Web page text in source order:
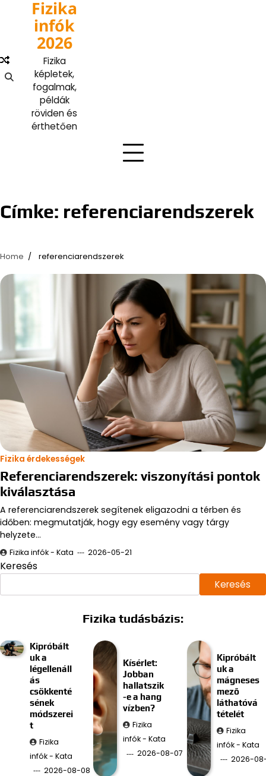
content
Fizika
infók
2026
Fizika
képletek,
fogalmak,
példák
röviden és
érthetően
Címke: referenciarendszerek
Home referenciarendszerek
Fizika érdekességek
Referenciarendszerek: viszonyítási pontok
kiválasztása
A referenciarendszerek segítenek eligazodni a térben és
időben: megmutatják, hogy egy esemény vagy tárgy
helyzete…
Fizika infók - Kata 2026-05-21
Keresés
Keresés
Fizika tudásbázis:
Kipróbált
uk a
légellenáll
ás
csökkenté
sének
módszerei
t
Fizika
infók - Kata
2026-08-08
Kísérlet:
Jobban
hallatszik
-e a hang
vízben?
Fizika
infók - Kata
2026-08-07
Kipróbált
uk a
mágneses
mező
láthatóvá
tételét
Fizika
infók - Kata
2026-